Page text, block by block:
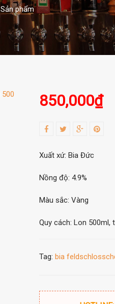
Sản phẩm
850,000₫
Xuất xứ: Bia Đức
Nồng độ: 4.9%
Màu sắc: Vàng
Quy cách: Lon 500ml,
Tag: bia